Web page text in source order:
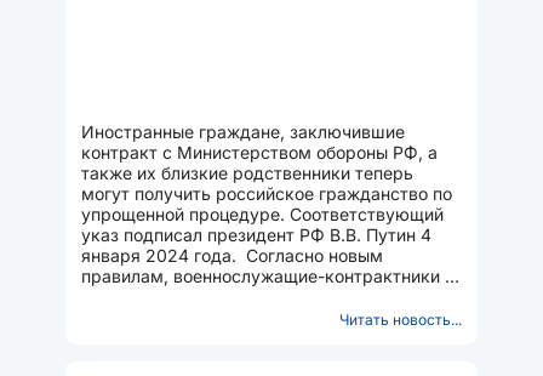
Иностранные граждане, заключившие
контракт с Министерством обороны РФ, а
также их близкие родственники теперь
могут получить российское гражданство по
упрощенной процедуре. Соответствующий
указ подписал президент РФ В.В. Путин 4
января 2024 года. Согласно новым
правилам, военнослужащие-контрактники и
Читать новость...